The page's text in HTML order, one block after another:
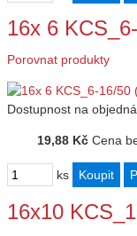
16x 6
Porovnat produkty
Dostupnost na
19,88 Kč Cena
ks
16x10